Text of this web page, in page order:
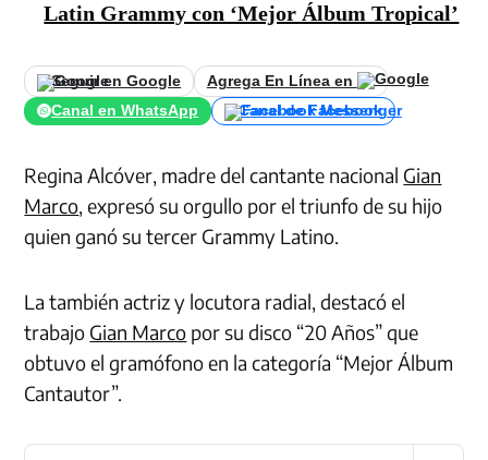
Latin Grammy con ‘Mejor Álbum Tropical’
Seguir en Google
Agrega En Línea en
Canal en WhatsApp
Canal de Facebook
Regina Alcóver, madre del cantante nacional Gian
Marco , expresó su orgullo por el triunfo de su hijo
quien ganó su tercer Grammy Latino.
La también actriz y locutora radial, destacó el
trabajo Gian Marco por su disco “20 Años” que
obtuvo elgramófonoen la categoría “Mejor Álbum
Cantautor”.